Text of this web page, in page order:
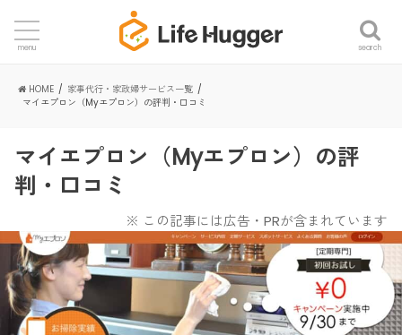
search
menu
HOME
家事代行・家政婦サービス一覧
マイエプロン（Myエプロン）の評判・口コミ
マイエプロン（Myエプロン）の評
判・口コミ
※ この記事には広告・PRが含まれています